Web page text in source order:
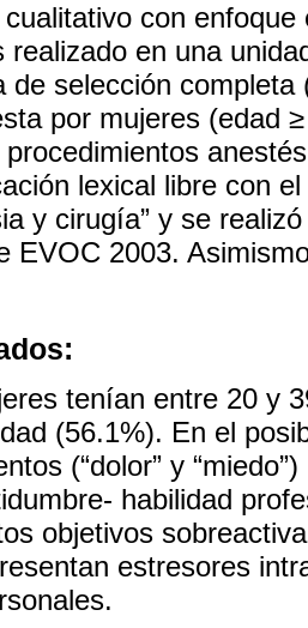
con
realizado en una
de selección
por mujeres (edad
procedimientos
lexical libre con
y cirugía” y se
EVOC 2003.
tenían entre 20 y
(56.1%). En el
(“dolor” y
habilidad
objetivos
estresores